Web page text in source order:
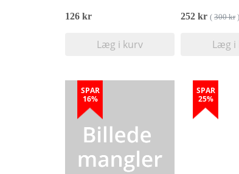
126 kr
Læg i kurv
252 kr ( 300 kr)
Læg i
SPAR
16%
SPAR
25%